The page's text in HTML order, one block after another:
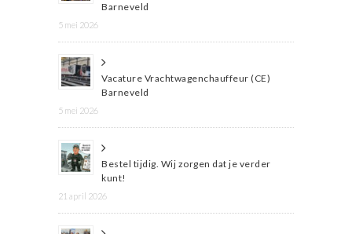
Barneveld
5 mei 2026
Vacature Vrachtwagenchauffeur (CE)
Barneveld
5 mei 2026
Bestel tijdig. Wij zorgen dat je verder
kunt!
21 april 2026